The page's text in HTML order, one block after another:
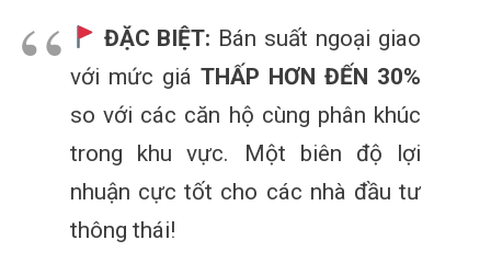
ĐẶC BIỆT: Bán suất ngoại giao
với mức giá THẤP HƠN ĐẾN 30%
so với các căn hộ cùng phân khúc
trong khu vực. Một biên độ lợi
nhuận cực tốt cho các nhà đầu tư
thông thái!